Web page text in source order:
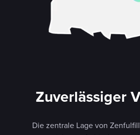
Zuverlässiger
Die zentrale Lage von